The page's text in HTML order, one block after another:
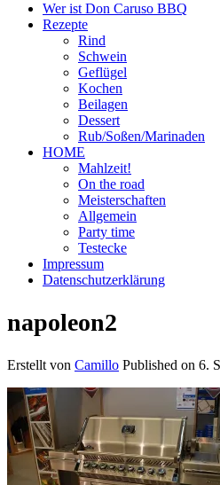
Wer ist Don Caruso BBQ
Rezepte
Rind
Schwein
Geflügel
Kochen
Beilagen
Dessert
Rub/Soßen/Marinaden
HOME
Mahlzeit!
On the road
Meisterschaften
Allgemein
Party time
Testecke
Impressum
Datenschutzerklärung
napoleon2
Erstellt von Camillo Published on 6.